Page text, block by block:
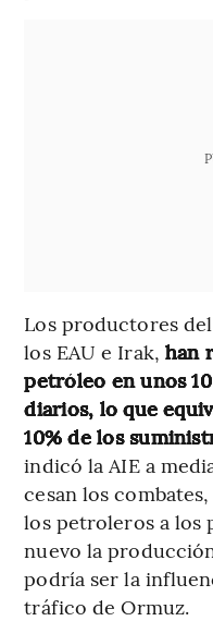
Los productores
los EAU e Irak, han
petróleo en unos
diarios, lo que
10% de los
indicó la AIE a
cesan los
los petroleros a los
nuevo la
podría ser la
tráfico de Ormuz.